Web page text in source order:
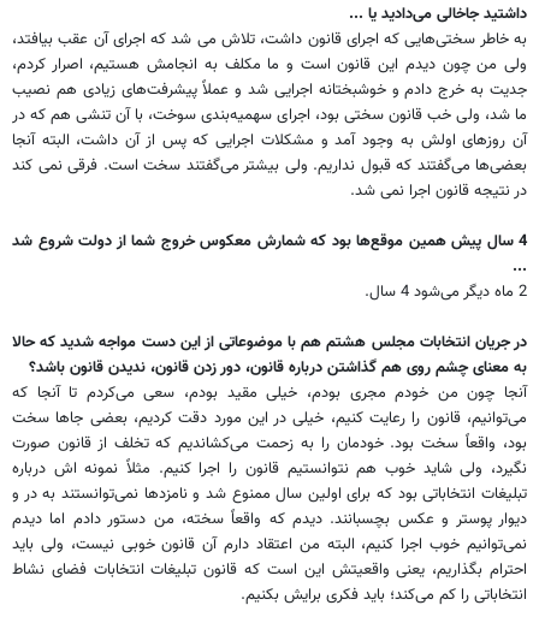
‌داشتید جاخالی می‌دادید یا ...
به خاطر سختی‌هایی که اجرای قانون داشت، تلاش می شد که اجرای آن عقب بیافتد،
ولی من چون دیدم این قانون است و ما مکلف به انجامش هستیم، اصرار کردم،
جدیت به خرج دادم و خوشبختانه اجرایی شد و عملاً پیشرفت‌های زیادی هم نصیب
ما شد، ولی خب قانون سختی بود، اجرای سهمیه‌بندی سوخت، با آن تنشی هم که در
آن روزهای اولش به وجود آمد و مشکلات اجرایی که پس از آن داشت، البته آنجا
بعضی‌ها می‌گفتند که قبول نداریم. ولی بیشتر می‌گفتند سخت است. فرقی نمی کند
در نتیجه قانون اجرا نمی شد.
4 سال پیش همین موقع‌ها بود که شمارش معکوس خروج شما از دولت شروع شد
...
2 ماه دیگر می‌شود 4 سال.
در جریان انتخابات مجلس هشتم هم با موضوعاتی از این دست مواجه شدید که حالا
به معنای چشم روی هم گذاشتن درباره قانون،‌ دور زدن قانون، ندیدن قانون باشد؟
آنجا چون من خودم مجری بودم، خیلی مقید بودم، سعی می‌کردم تا آنجا که
می‌توانیم، قانون را رعایت کنیم، خیلی در این مورد دقت کردیم، بعضی جاها سخت
بود، واقعاً سخت بود. خودمان را به زحمت می‌کشاندیم که تخلف از قانون صورت
نگیرد، ولی شاید خوب هم نتوانستیم قانون را اجرا کنیم. مثلاً نمونه اش درباره
تبلیغات انتخاباتی بود که برای اولین سال ممنوع شد و نامزدها نمی‌توانستند به در و
دیوار پوستر و عکس بچسبانند. دیدم که واقعاً سخته، من دستور دادم اما دیدم
نمی‌توانیم خوب اجرا کنیم، البته من اعتقاد دارم آن قانون خوبی نیست، ولی باید
احترام بگذاریم، یعنی واقعیتش این است که قانون تبلیغات انتخابات فضای نشاط
انتخاباتی را کم می‌کند؛ باید فکری برایش بکنیم.